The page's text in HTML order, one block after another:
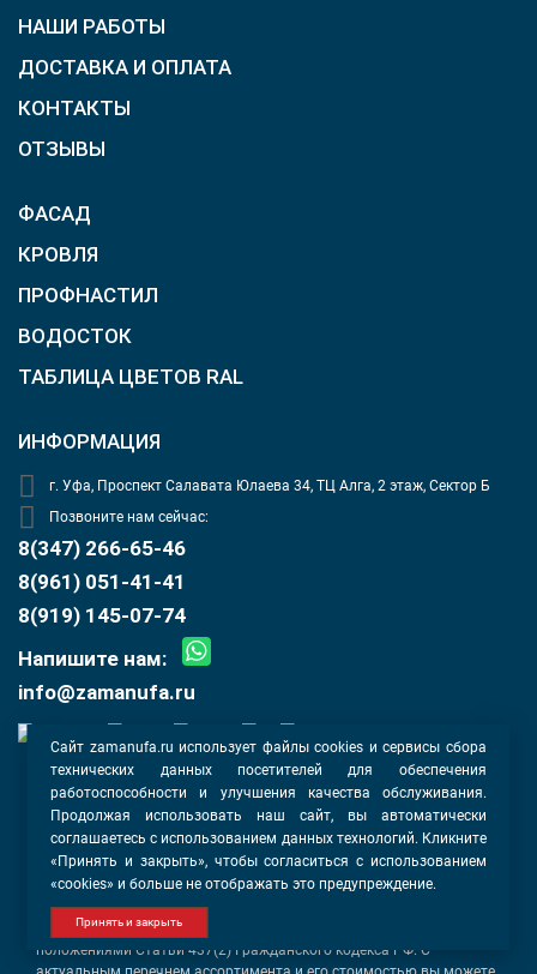
Сайт zamanufa.ru использует файлы cookies и сервисы сбора
технических данных посетителей для обеспечения
работоспособности и улучшения качества обслуживания.
Продолжая использовать наш сайт, вы автоматически
соглашаетесь с использованием данных технологий. Кликните
«Принять и закрыть», чтобы согласиться с использованием
«cookies» и больше не отображать это предупреждение.
Принять и закрыть
НАШИ РАБОТЫ
ДОСТАВКА И ОПЛАТА
КОНТАКТЫ
ОТЗЫВЫ
ФАСАД
КРОВЛЯ
ПРОФНАСТИЛ
ВОДОСТОК
ТАБЛИЦА ЦВЕТОВ RAL
ИНФОРМАЦИЯ
г. Уфа, Проспект Салавата Юлаева 34, ТЦ Алга, 2 этаж, Сектор Б
Позвоните нам сейчас:
8(347) 266-65-46
8(961) 051-41-41
8(919) 145-07-74
Напишите нам:
info@zamanufa.ru
Политика конфиденциальности
Согласие на обработку данных
Информация, касающаяся описания услуг, товаров и их
стоимости, носит информационный характер и ни при каких
условиях не является публичной офертой, определяемой
положениями Статьи 437(2) Гражданского кодекса РФ. С